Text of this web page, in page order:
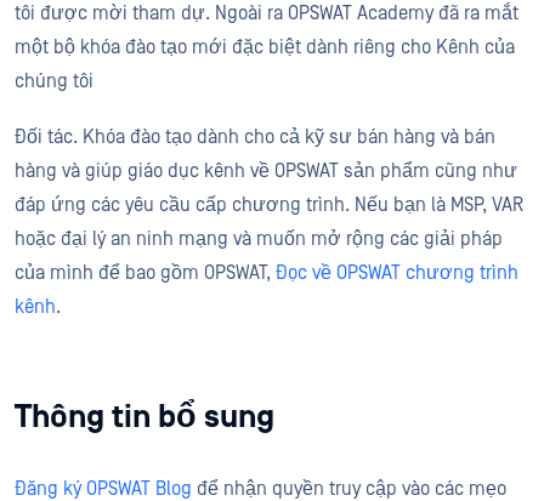
tôi được mời tham dự. Ngoài ra OPSWAT Academy đã ra mắt
một bộ khóa đào tạo mới đặc biệt dành riêng cho Kênh của
chúng tôi
Đối tác. Khóa đào tạo dành cho cả kỹ sư bán hàng và bán
hàng và giúp giáo dục kênh về OPSWAT sản phẩm cũng như
đáp ứng các yêu cầu cấp chương trình. Nếu bạn là MSP, VAR
hoặc đại lý an ninh mạng và muốn mở rộng các giải pháp
của mình để bao gồm OPSWAT, Đọc về OPSWAT chương trình
kênh.
Thông tin bổ sung
Đăng ký OPSWAT Blog để nhận quyền truy cập vào các mẹo